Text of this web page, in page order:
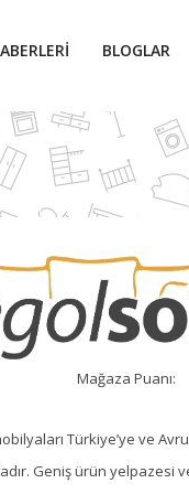
BLOGLAR
Mağaza Puanı:
Türkiye’ye ve
Geniş ürün yelpazesi